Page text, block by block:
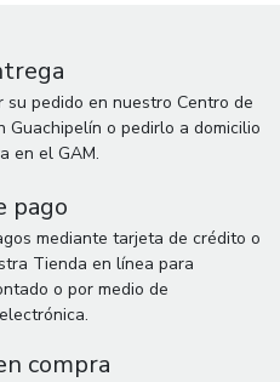
su pedido en nuestro Centro de
Guachipelín o pedirlo a domicilio
en el GAM.
pago
mediante tarjeta de crédito o
Tienda en línea para
o por medio de
compra